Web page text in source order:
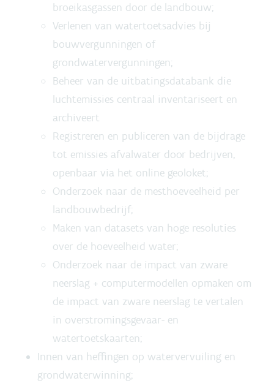
broeikasgassen door de landbouw;
Verlenen van watertoetsadvies bij
bouwvergunningen of
grondwatervergunningen;
Beheer van de uitbatingsdatabank die
luchtemissies centraal inventariseert en
archiveert
Registreren en publiceren van de bijdrage
tot emissies afvalwater door bedrijven,
openbaar via het online geoloket;
Onderzoek naar de mesthoeveelheid per
landbouwbedrijf;
Maken van datasets van hoge resoluties
over de hoeveelheid water;
Onderzoek naar de impact van zware
neerslag + computermodellen opmaken om
de impact van zware neerslag te vertalen
in overstromingsgevaar- en
watertoetskaarten;
Innen van heffingen op watervervuiling en
grondwaterwinning;